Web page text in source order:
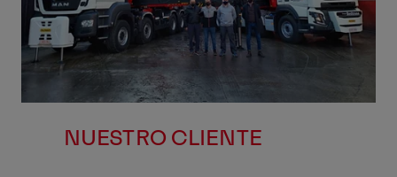
NUESTRO CLIENTE